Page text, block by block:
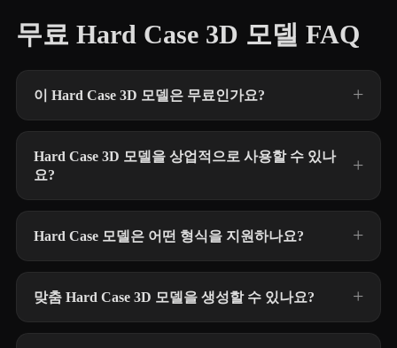
무료 Hard Case 3D 모델 FAQ
이 Hard Case 3D 모델은 무료인가요?
Hard Case 3D 모델을 상업적으로 사용할 수 있나
요?
Hard Case 모델은 어떤 형식을 지원하나요?
맞춤 Hard Case 3D 모델을 생성할 수 있나요?